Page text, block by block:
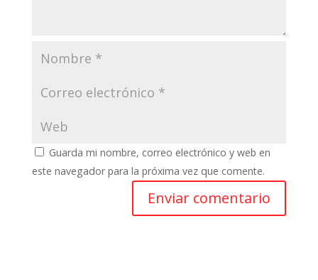
Guarda mi nombre, correo electrónico y web en
este navegador para la próxima vez que comente.